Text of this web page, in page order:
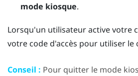
mode kiosque.
Lorsqu'un utilisateur active votre
votre code d'accès pour utiliser le
Conseil : Pour quitter le mode